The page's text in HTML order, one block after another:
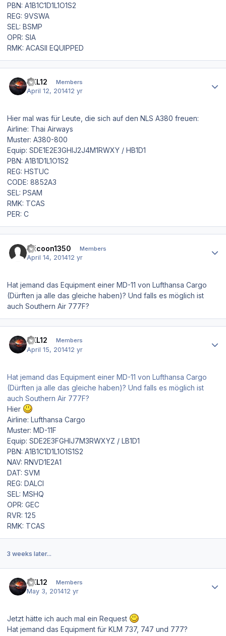
PBN: A1B1C1D1L1O1S2
REG: 9VSWA
SEL: BSMP
OPR: SIA
RMK: ACASII EQUIPPED
TXL12 Members
April 12, 201412 yr
Hier mal was für Leute, die sich auf den NLS A380 freuen:
Airline: Thai Airways
Muster: A380-800
Equip: SDE1E2E3GHIJ2J4M1RWXY / HB1D1
PBN: A1B1D1L1O1S2
REG: HSTUC
CODE: 8852A3
SEL: PSAM
RMK: TCAS
PER: C
raicoon1350 Members
April 14, 201412 yr
Hat jemand das Equipment einer MD-11 von Lufthansa Cargo
(Dürften ja alle das gleiche haben)? Und falls es möglich ist
auch Southern Air 777F?
TXL12 Members
April 15, 201412 yr
Hat jemand das Equipment einer MD-11 von Lufthansa Cargo
(Dürften ja alle das gleiche haben)? Und falls es möglich ist
auch Southern Air 777F?
Hier
Airline: Lufthansa Cargo
Muster: MD-11F
Equip: SDE2E3FGHIJ7M3RWXYZ / LB1D1
PBN: A1B1C1D1L1O1S1S2
NAV: RNVD1E2A1
DAT: SVM
REG: DALCI
SEL: MSHQ
OPR: GEC
RVR: 125
RMK: TCAS
3 weeks later...
TXL12 Members
May 3, 201412 yr
Jetzt hätte ich auch mal ein Request
Hat jemand das Equipment für KLM 737, 747 und 777?